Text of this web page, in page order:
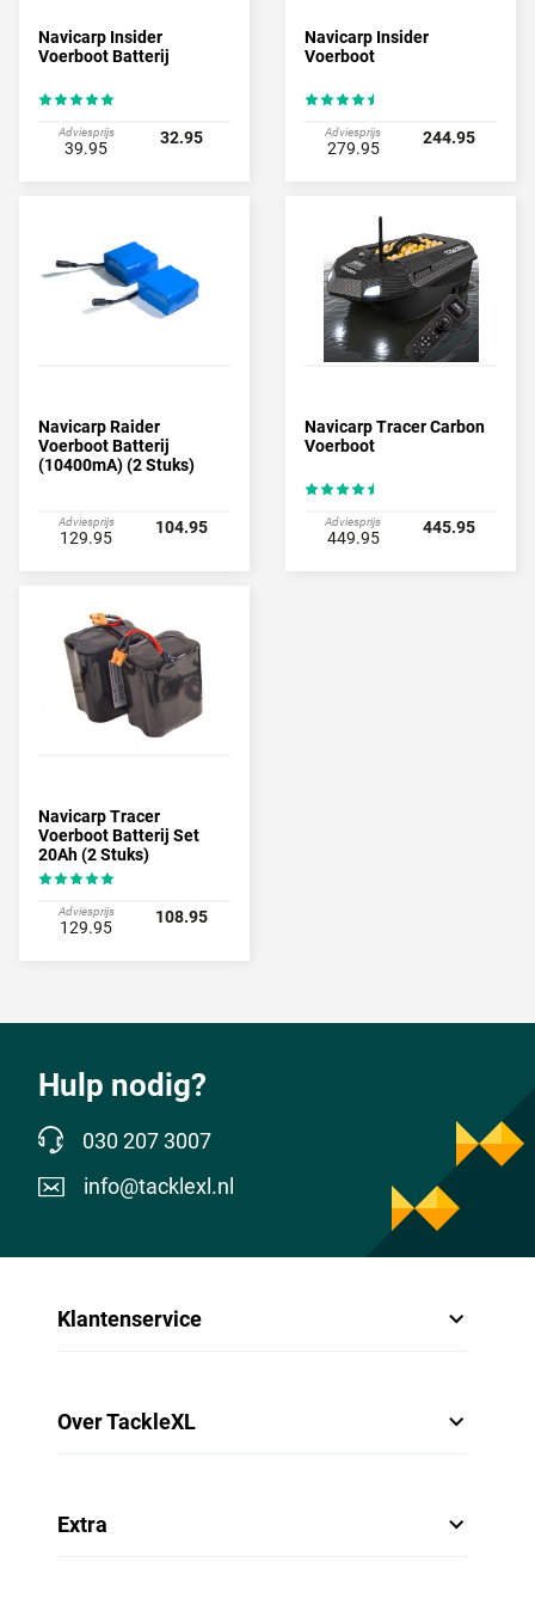
Navicarp Insider
Voerboot Batterij
Adviesprijs
39.95
32.95
Navicarp Insider
Voerboot
Adviesprijs
279.95
244.95
Navicarp Raider
Voerboot Batterij
(10400mA) (2 Stuks)
Adviesprijs
129.95
104.95
Navicarp Tracer Carbon
Voerboot
Adviesprijs
449.95
445.95
Navicarp Tracer
Voerboot Batterij Set
20Ah (2 Stuks)
Adviesprijs
129.95
108.95
Hulp nodig?
030 207 3007
info@tacklexl.nl
Klantenservice
Over TackleXL
Extra